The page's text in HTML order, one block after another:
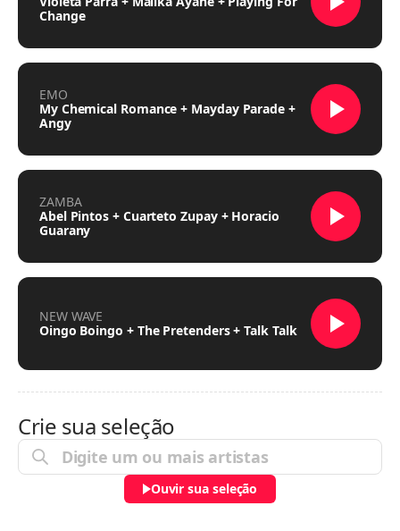
Change
EMO
My Chemical Romance + Mayday Parade +
Angy
ZAMBA
Abel Pintos + Cuarteto Zupay + Horacio
Guarany
NEW WAVE
Oingo Boingo + The Pretenders + Talk Talk
Crie sua seleção
Ouvir sua seleção